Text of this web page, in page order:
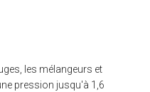
les mélangeurs et
pression jusqu'à 1,6